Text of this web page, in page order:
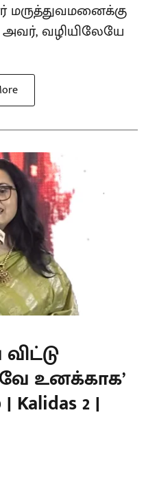
மருத்துவமனைக்கு
வழியிலேயே
உனக்காக’
2 |